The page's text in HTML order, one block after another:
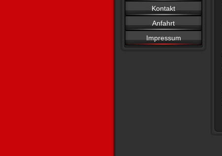
Kontakt
Anfahrt
Impressum